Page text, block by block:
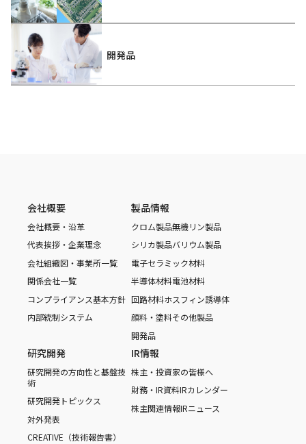
開発品
会社概要
会社概要・沿革
代表挨拶・企業理念
会社組織図・事業所一覧
関係会社一覧
コンプライアンス基本方針
内部統制システム
製品情報
クロム製品無機リン製品
シリカ製品バリウム製品
電子セラミック材料
半導体材料電池材料
回路材料ホスフィン誘導体
顔料・塗料その他製品
開発品
研究開発
研究開発の方向性と基盤技
術
研究開発トピックス
対外発表
CREATIVE（技術報告書）
IR情報
株主・投資家の皆様へ
財務・IR資料IRカレンダー
株主関連情報IRニュース